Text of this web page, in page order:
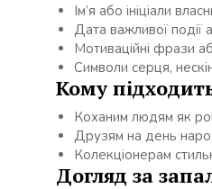
Ім’я або ініціали
Дата важливої події
Мотиваційні фрази
Символи серця,
Кому
Коханим людям як
Друзям на день
Колекціонерам
Догляд за